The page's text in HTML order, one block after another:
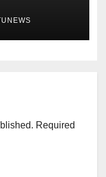
Required